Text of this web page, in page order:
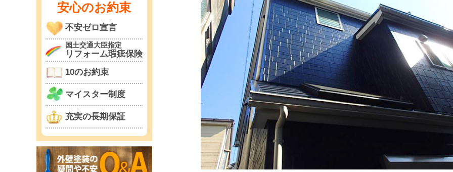
安心のお約束
不安ゼロ宣言
国土交通大臣指定
リフォーム瑕疵保険
10のお約束
マイスター制度
充実の長期保証